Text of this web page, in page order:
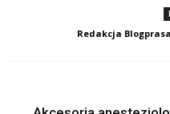
Redakcja